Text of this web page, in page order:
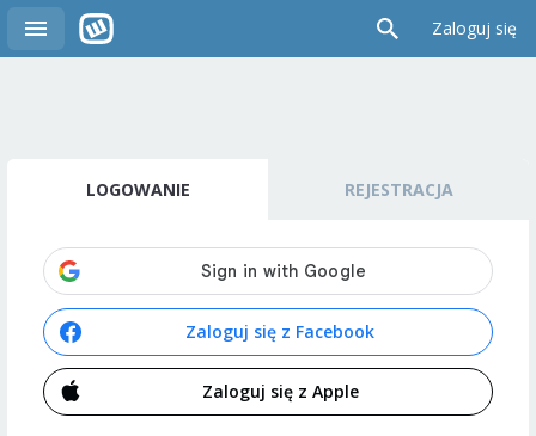
Zaloguj się
LOGOWANIE REJESTRACJA
Zaloguj się z Facebook
Zaloguj się z Apple